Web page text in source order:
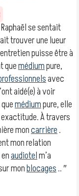
se sentait
trouver une lueur
puisse être à
quemédiumpure,
avec
aidé(e) à voir
médiumpure, elle
À travers
moncarrière.
mon relation
audiotelm’a
monblocages.. ″